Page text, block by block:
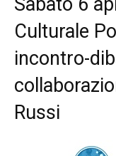
Culturale
incontro-
Russi